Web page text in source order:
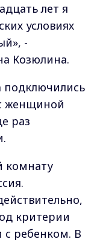
лет я
условиях
-
Козюлина.
подключились
женщиной
раз
комнату
критерии
ребенком. В